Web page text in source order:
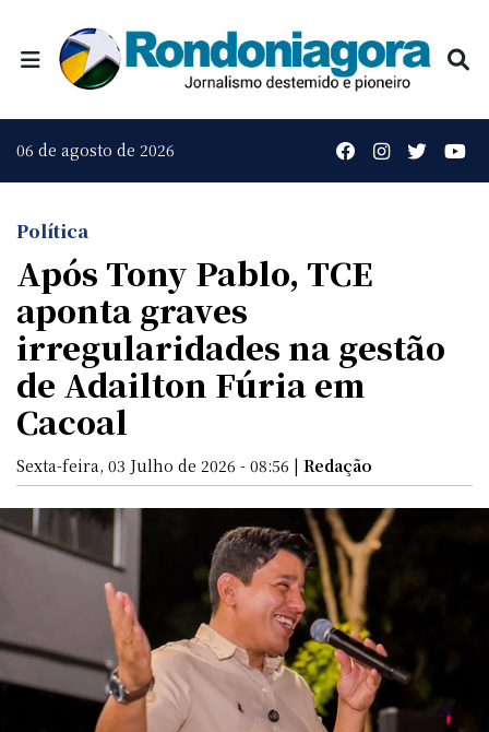
06 de agosto de 2026
Política
Após Tony Pablo, TCE
aponta graves
irregularidades na gestão
de Adailton Fúria em
Cacoal
Sexta-feira, 03 Julho de 2026 - 08:56 | Redação